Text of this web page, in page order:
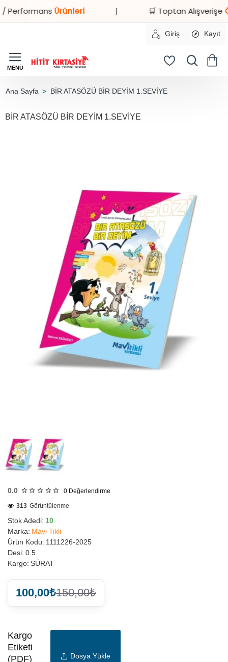
Ürünleri 🛒 Toptan AlışverişeÖzel
Giriş Kayıt
BİR ATASÖZÜ BİR DEYİM 1.SEVİYE
BİR ATASÖZÜ BİR DEYİM 1.SEVİYE
TESLİMAT
0.0 0 Değerlendirme
Stok Adedi: 10
Marka: Mavi Tikli
Ürün Kodu: 1111226-2025
Desi: 0.5
Kargo: SÜRAT
313 Görüntülenme
100,00₺150,00₺
Kargo
Etiketi
(PDF)
Dosya Yükle